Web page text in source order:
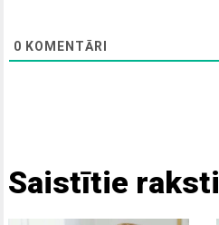
0 KOMENTĀRI
Saistītie raksti